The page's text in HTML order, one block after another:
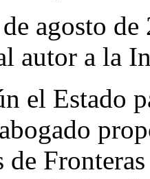
agosto
autor a la
el Estado
de